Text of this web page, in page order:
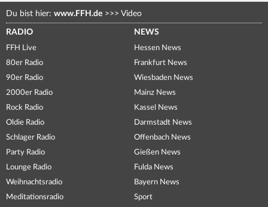
Du bist hier: www.FFH.de >>> Video
RADIO
FFH Live
80er Radio
90er Radio
2000er Radio
Rock Radio
Oldie Radio
Schlager Radio
Party Radio
Lounge Radio
Weihnachtsradio
Meditationsradio
NEWS
Hessen News
Frankfurt News
Wiesbaden News
Mainz News
Kassel News
Darmstadt News
Offenbach News
Gießen News
Fulda News
Bayern News
Sport